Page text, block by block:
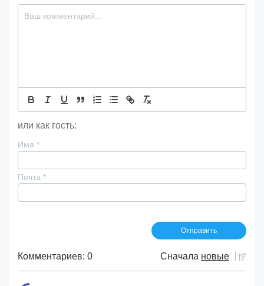
или как гость:
Имя *
Почта *
Комментариев: 0 Сначала новые